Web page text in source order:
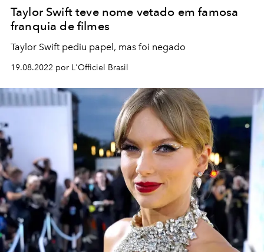
Taylor Swift teve nome vetado em famosa
franquia de filmes
Taylor Swift pediu papel, mas foi negado
19.08.2022 por L'Officiel Brasil